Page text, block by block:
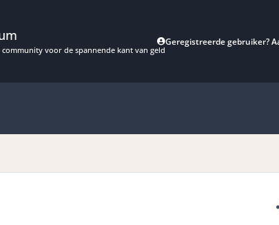
voor de spannende kant van geld
Geregistreerde gebruiker?